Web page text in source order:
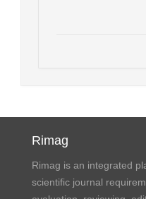
Rimag
Rimag is an integrated
scientific journal